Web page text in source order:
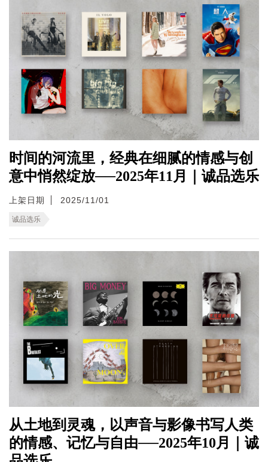
时间的河流里，经典在细腻的情感与创
意中悄然绽放──2025年11月｜诚品选乐
上架日期 2025/11/01
诚品选乐
从土地到灵魂，以声音与影像书写人类
的情感、记忆与自由──2025年10月｜诚